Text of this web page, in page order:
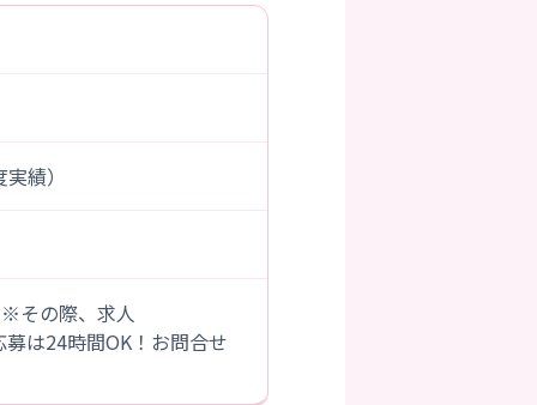
績）
その際、求人
は24時間OK！お問合せ